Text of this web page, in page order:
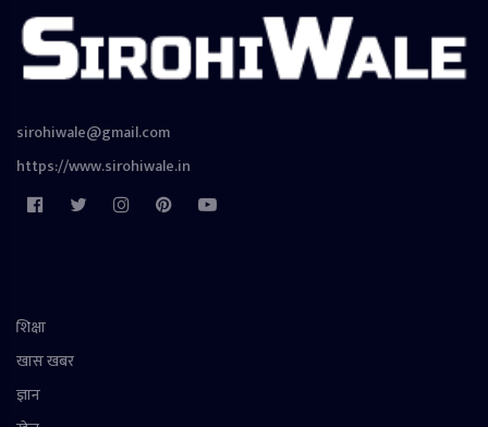
sirohiwale@gmail.com
https://www.sirohiwale.in
शिक्षा
खास खबर
ज्ञान